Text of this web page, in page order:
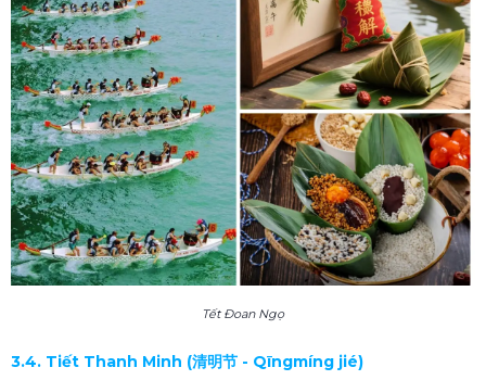
Tết Đoan Ngọ
3.4. Tiết Thanh Minh (清明节 - Qīngmíng jié)